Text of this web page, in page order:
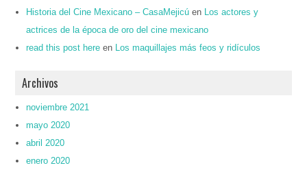
Historia del Cine Mexicano – CasaMejicú en
Los actores y
actrices de la época de oro del cine mexicano
read this post here en Los maquillajes más feos y ridículos
Archivos
noviembre 2021
mayo 2020
abril 2020
enero 2020